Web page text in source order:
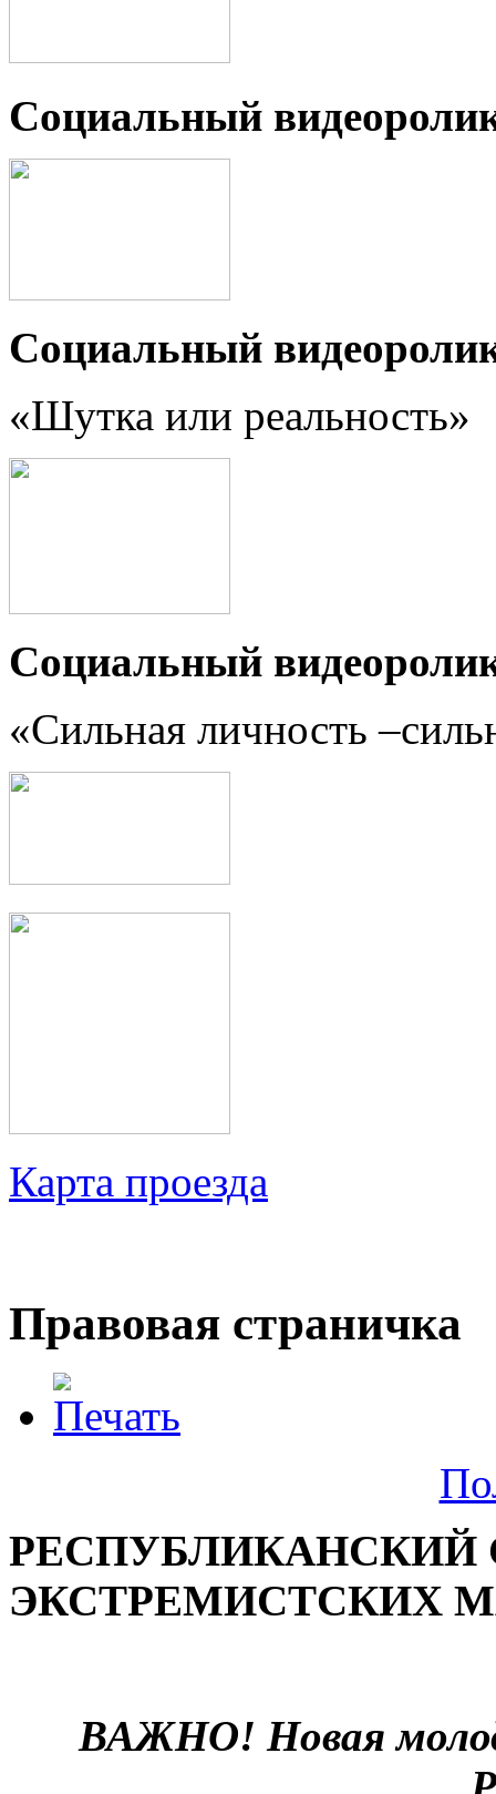
Социальный
Социальный
«Шутка или реальность»
Социальный
«Сильная личность
Карта проезда
Правовая страничка
РЕСПУБЛИКАНСКИЙ
ЭКСТРЕМИСТСКИХ
ВАЖНО! Новая